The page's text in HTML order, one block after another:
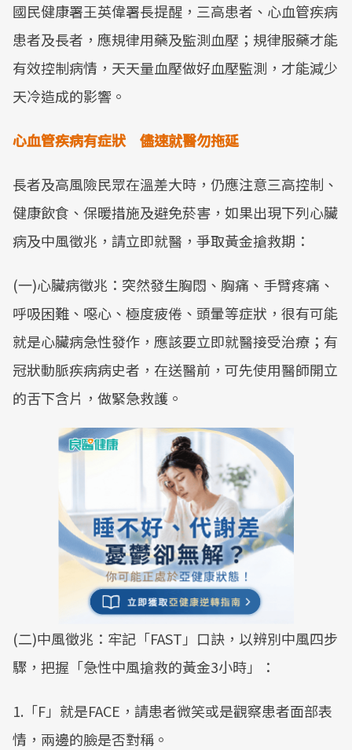
Mute
國民健康署王英偉署長提醒，三高患者、心血管疾病
患者及長者，應規律用藥及監測血壓；規律服藥才能
有效控制病情，天天量血壓做好血壓監測，才能減少
天冷造成的影響。
心血管疾病有症狀 儘速就醫勿拖延
長者及高風險民眾在溫差大時，仍應注意三高控制、
健康飲食、保暖措施及避免菸害，如果出現下列心臟
病及中風徵兆，請立即就醫，爭取黃金搶救期：
(一)心臟病徵兆：突然發生胸悶、胸痛、手臂疼痛、
呼吸困難、噁心、極度疲倦、頭暈等症狀，很有可能
就是心臟病急性發作，應該要立即就醫接受治療；有
冠狀動脈疾病病史者，在送醫前，可先使用醫師開立
的舌下含片，做緊急救護。
(二)中風徵兆：牢記「FAST」口訣，以辨別中風四步
驟，把握「急性中風搶救的黃金3小時」：
1.「F」就是FACE，請患者微笑或是觀察患者面部表
情，兩邊的臉是否對稱。